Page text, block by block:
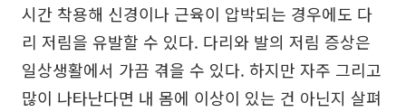
시간 착용해 신경이나 근육이 압박되는 경우에도 다
리 저림을 유발할 수 있다. 다리와 발의 저림 증상은
일상생활에서 가끔 겪을 수 있다. 하지만 자주 그리고
많이 나타난다면 내 몸에 이상이 있는 건 아닌지 살펴